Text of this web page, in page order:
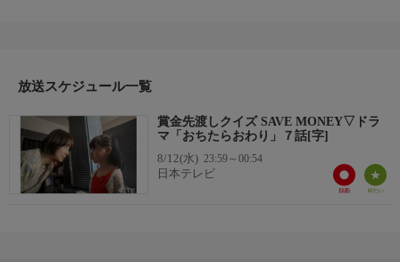
虎津苦須)
https://www.ctv.co.jp/savemoney/
URL2
放送スケジュール一覧
賞金先渡しクイズ SAVE MONEY▽ドラ
マ「おちたらおわり」７話[字]
8/12(水) 23:59～00:54
日本テレビ